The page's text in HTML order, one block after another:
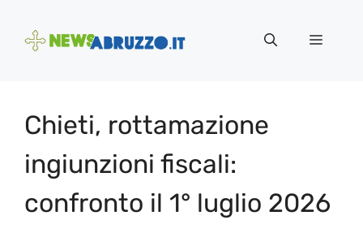
Menu
Chieti, rottamazione
ingiunzioni fiscali:
confronto il 1° luglio 2026